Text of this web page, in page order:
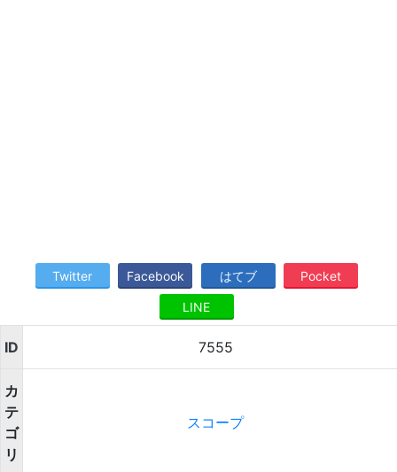
Twitter Facebook はてブ Pocket
LINE
ID 7555
カ
テ
ゴ
リ
スコープ